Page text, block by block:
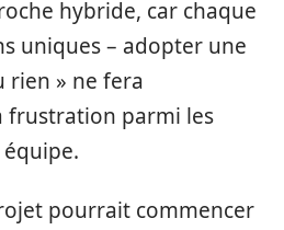
hybride, car chaque
uniques – adopter une
rien » ne fera
frustration parmi les
pourrait commencer